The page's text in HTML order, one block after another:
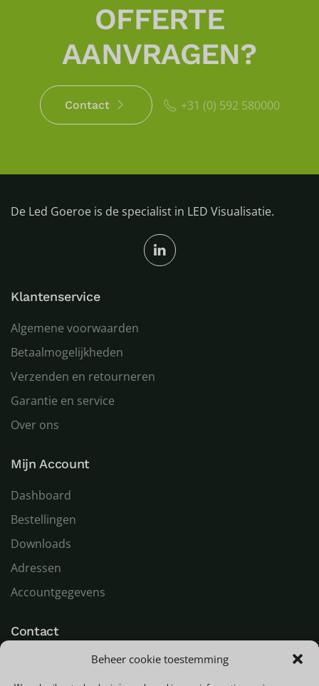
Beheer cookie toestemming
OFFERTE
AANVRAGEN?
Contact +31 (0) 592 580000
De Led Goeroe is de specialist in LED Visualisatie.
Klantenservice
Algemene voorwaarden
Betaalmogelijkheden
Verzenden en retourneren
Garantie en service
Over ons
Mijn Account
Dashboard
Bestellingen
Downloads
Adressen
Accountgegevens
Contact